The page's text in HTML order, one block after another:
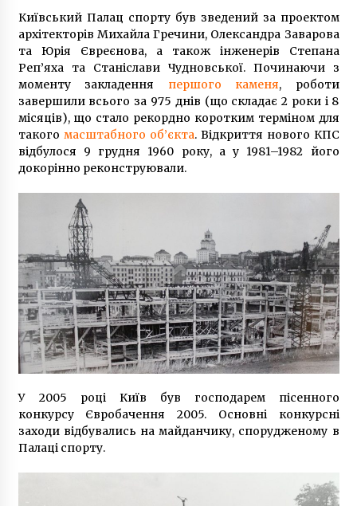
Антон Шанцер: володар найкращих
кінотеатрів в Україні на початку ХХ століття
8 років ago
Управління статистики підрахувало кільксть
мешканців Києва
9 років ago
Під Чайкою мікроавтобус врізався в
Київський Палац спорту був зведений за проектом
архітекторів Михайла Гречини, Олександра Заварова
та Юрія Євреєнова, а також інженерів Степана
Реп’яха та Станіслави Чудновської. Починаючи з
моменту закладення першого каменя, роботи
завершили всього за 975 днів (що складає 2 роки і 8
місяців), що стало рекордно коротким терміном для
такого масштабного об’єкта. Відкриття нового КПС
відбулося 9 грудня 1960 року, а у 1981–1982 його
докорінно реконструювали.
У 2005 році Київ був господарем пісенного
конкурсу Євробачення 2005. Основні конкурсні
заходи відбувались на майданчику, спорудженому в
Палаці спорту.